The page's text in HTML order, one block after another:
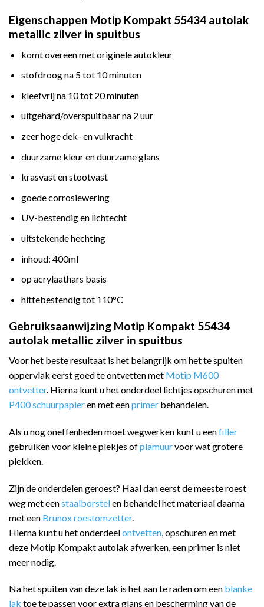
Eigenschappen Motip Kompakt 55434 autolak
metallic zilver in spuitbus
komt overeen met originele autokleur
stofdroog na 5 tot 10 minuten
kleefvrij na 10 tot 20 minuten
uitgehard/overspuitbaar na 2 uur
zeer hoge dek- en vulkracht
duurzame kleur en duurzame glans
krasvast en stootvast
goede corrosiewering
UV-bestendig en lichtecht
uitstekende hechting
inhoud: 400ml
op acrylaathars basis
hittebestendig tot 110°C
Gebruiksaanwijzing Motip Kompakt 55434
autolak metallic zilver in spuitbus
Voor het beste resultaat is het belangrijk om het te spuiten
oppervlak eerst goed te ontvetten met Motip M600
ontvetter. Hierna kunt u het onderdeel lichtjes opschuren met
P400 schuurpapieren met eenprimer behandelen.
Als u nog oneffenheden moet wegwerken kunt u eenfiller
gebruiken voor kleine plekjes ofplamuurvoor wat grotere
plekken.
Zijn de onderdelen geroest? Haal dan eerst de meeste roest
weg met eenstaalborstelen behandel het materiaal daarna
met een Brunox roestomzetter.
Hierna kunt u het onderdeelontvetten , opschuren en met
deze Motip Kompakt autolak afwerken, een primer is niet
meer nodig.
Na het spuiten van deze lak is het aan te raden om een blanke
lak toe te passen voor extra glans en bescherming van de